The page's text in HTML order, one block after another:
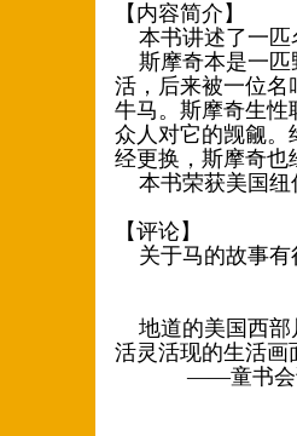
【内容简介】
本书讲述了一匹
斯摩奇本是一匹
活，后来被一位名
牛马。斯摩奇生性
众人对它的觊觎。
经更换，斯摩奇
本书荣获美国纽
【评论】
关于马的故事有
地道的美国西部
活灵活现的生活
——童书会